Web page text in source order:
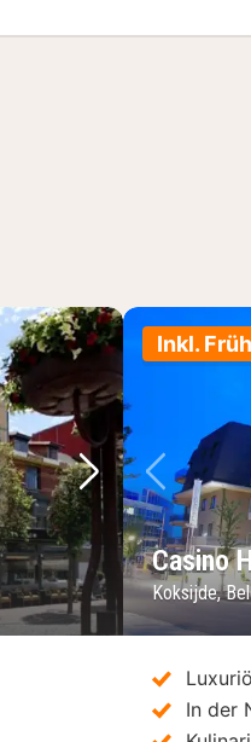
Nächstes Bild
Inkl.
Casino
Koksijde,
In der